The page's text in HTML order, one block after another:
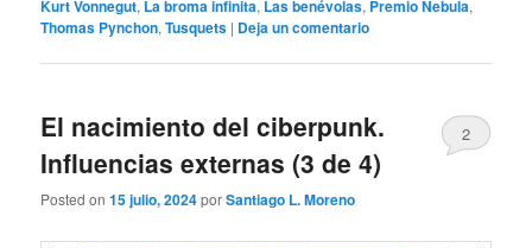
Kurt Vonnegut, La broma infinita, Las benévolas, Premio Nebula,
Thomas Pynchon,Tusquets | Deja un comentario
El nacimiento del ciberpunk.
Influencias externas (3 de 4)
Posted on15 julio, 2024porSantiago L. Moreno
2